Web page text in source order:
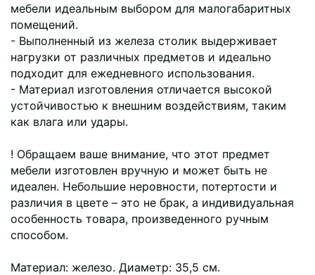
мебели идеальным выбором для малогабаритных
помещений.
- Выполненный из железа столик выдерживает
нагрузки от различных предметов и идеально
подходит для ежедневного использования.
- Материал изготовления отличается высокой
устойчивостью к внешним воздействиям, таким
как влага или удары.
! Обращаем ваше внимание, что этот предмет
мебели изготовлен вручную и может быть не
идеален. Небольшие неровности, потертости и
различия в цвете – это не брак, а индивидуальная
особенность товара, произведенного ручным
способом.
Материал: железо. Диаметр: 35,5 см.